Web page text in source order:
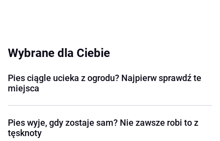
Wybrane dla Ciebie
Pies ciągle ucieka z ogrodu? Najpierw sprawdź te
miejsca
Pies wyje, gdy zostaje sam? Nie zawsze robi to z
tęsknoty